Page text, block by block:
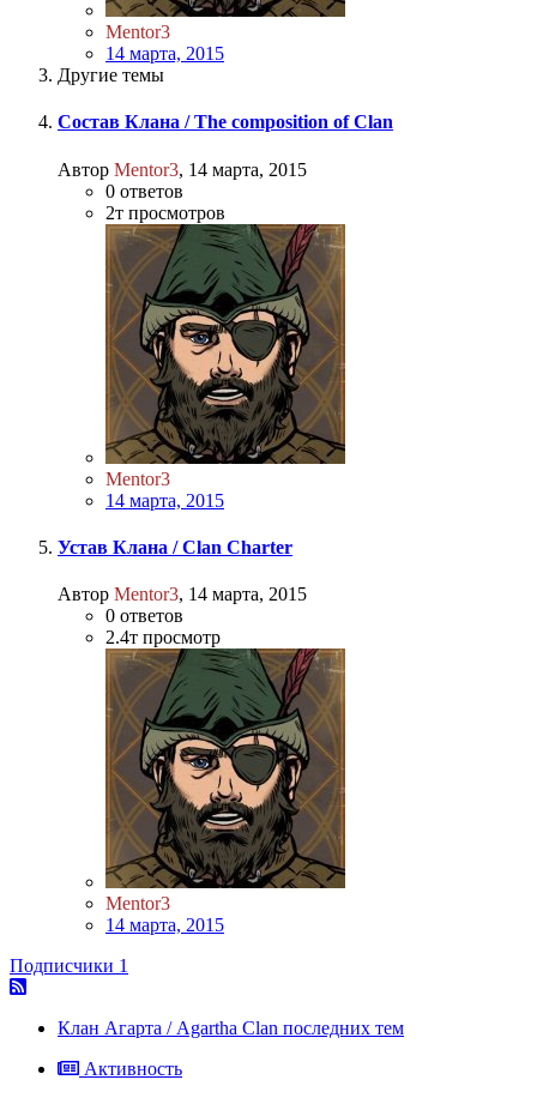
Mentor3
14 марта, 2015
Другие темы
Состав Клана / The composition of Clan
Автор Mentor3, 14 марта, 2015
0 ответов
2т просмотров
Mentor3
14 марта, 2015
Устав Клана / Clan Charter
Автор Mentor3, 14 марта, 2015
0 ответов
2.4т просмотр
Mentor3
14 марта, 2015
Подписчики 1
Клан Агарта / Agartha Clan последних тем
Активность